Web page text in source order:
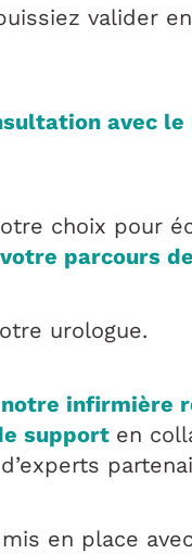
valider
avec le
choix pour
parcours
urologue.
infirmière
support en
en place